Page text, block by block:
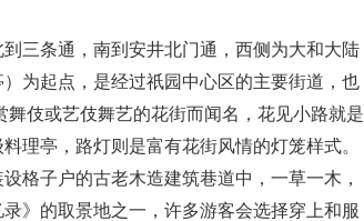
三条通，南到安井北门通，西侧为大和大陆
为起点，是经过祇园中心区的主要街道，也
伎或艺伎舞艺的花街而闻名，花见小路就是
理亭，路灯则是富有花街风情的灯笼样式。
格子户的古老木造建筑巷道中，一草一木，
》的取景地之一，许多游客会选择穿上和服